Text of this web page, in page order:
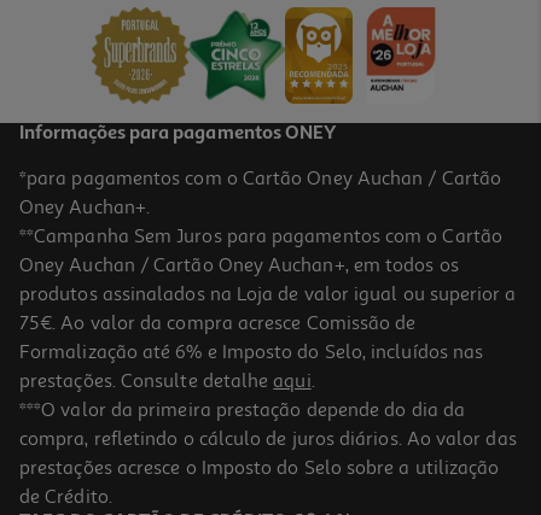
Informações para pagamentos ONEY
*para pagamentos com o Cartão Oney Auchan / Cartão
Oney Auchan+.
**Campanha Sem Juros para pagamentos com o Cartão
Oney Auchan / Cartão Oney Auchan+, em todos os
produtos assinalados na Loja de valor igual ou superior a
75€. Ao valor da compra acresce Comissão de
Formalização até 6% e Imposto do Selo, incluídos nas
prestações. Consulte detalhe aqui.
***O valor da primeira prestação depende do dia da
compra, refletindo o cálculo de juros diários. Ao valor das
prestações acresce o Imposto do Selo sobre a utilização
de Crédito.